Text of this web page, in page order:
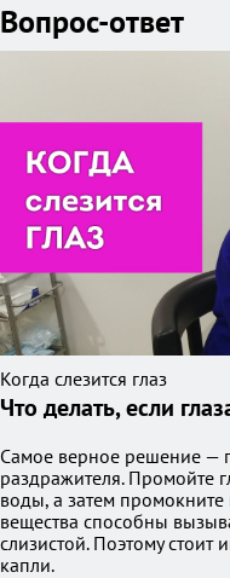
Вопрос-ответ
Когда слезится глаз
Что делать, если
Самое верное решение —
раздражителя. Промойте
воды, а затем
вещества способны
слизистой. Поэтому стоит
капли.